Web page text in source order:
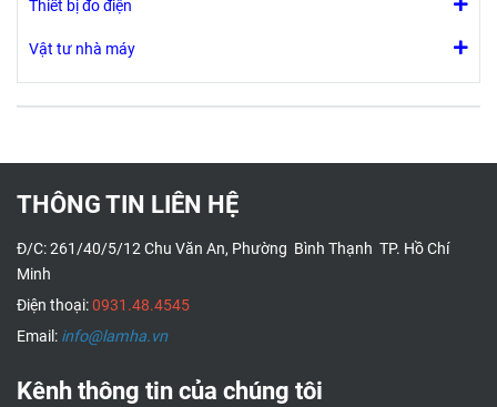
Thiết bị đo điện
Vật tư nhà máy
THÔNG TIN LIÊN HỆ
Đ/C: 261/40/5/12 Chu Văn An, Phường Bình Thạnh TP. Hồ Chí
Minh
Điện thoại:0931.48.4545
Email: info@lamha.vn
Kênh thông tin của chúng tôi